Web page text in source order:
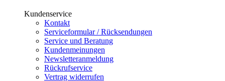
Kundenservice
Kontakt
Serviceformular / Rücksendungen
Service und Beratung
Kundenmeinungen
Newsletteranmeldung
Rückrufservice
Vertrag widerrufen